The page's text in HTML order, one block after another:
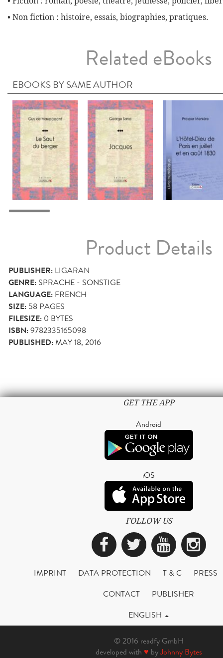
• Non fiction : histoire, essais, biographies, pratiques.
Related eBooks
EBOOKS BY SAME AUTHOR
Product Details
PUBLISHER: LIGARAN
GENRE: SPRACHE - SONSTIGE
LANGUAGE: FRENCH
SIZE: 58 PAGES
FILESIZE: 0 BYTES
ISBN:9782335165098
PUBLISHED:MAY 18, 2016
GET THE APP
Android
iOS
FOLLOW US
Facebook
Twitter
IMPRINT DATA PROTECTION T & C
PRESS
CONTACT
PUBLISHER
ENGLISH
© 2016 readfy GmbH
developed with ♥ byJohnny Bytes